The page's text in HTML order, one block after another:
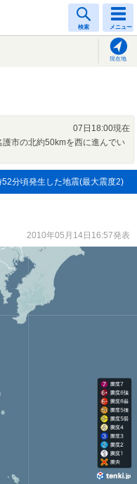
検索 メニュー
現在地
07日18:00現在
市の北約50kmを西に進んでい
52分頃発生した地震(最大震度2)
2010年05月14日16:57発表